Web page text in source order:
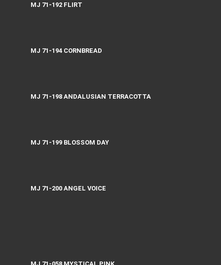
MJ 71-192 FLIRT
MJ 71-194 CORNBREAD
MJ 71-198 ANDALUSIAN TERRACOTTA
MJ 71-199 BLOSSOM DAY
MJ 71-200 ANGEL VOICE